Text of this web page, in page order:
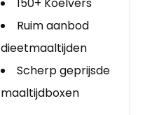
Ruim aanbod
dieetmaaltijden
Scherp geprijsde
maaltijdboxen